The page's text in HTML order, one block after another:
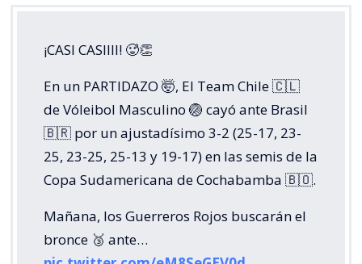
¡CASI CASIIII! 🥵👏
En un PARTIDAZO 🤯, El Team Chile 🇨🇱
de Vóleibol Masculino 🏐 cayó ante Brasil
🇧🇷 por un ajustadísimo 3-2 (25-17, 23-
25, 23-25, 25-13 y 19-17) en las semis de la
Copa Sudamericana de Cochabamba 🇧🇴.
Mañana, los Guerreros Rojos buscarán el
bronce 🥉 ante…